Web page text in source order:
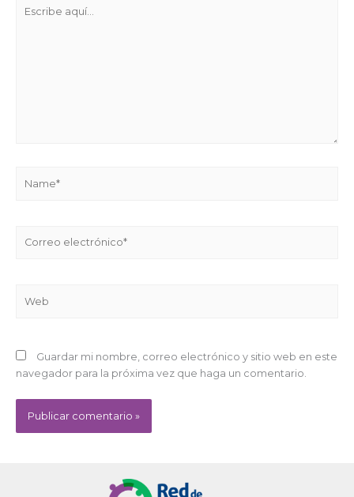
aquí...
Guardar mi nombre, correo electrónico y sitio web en este
navegador para la próxima vez que haga un comentario.